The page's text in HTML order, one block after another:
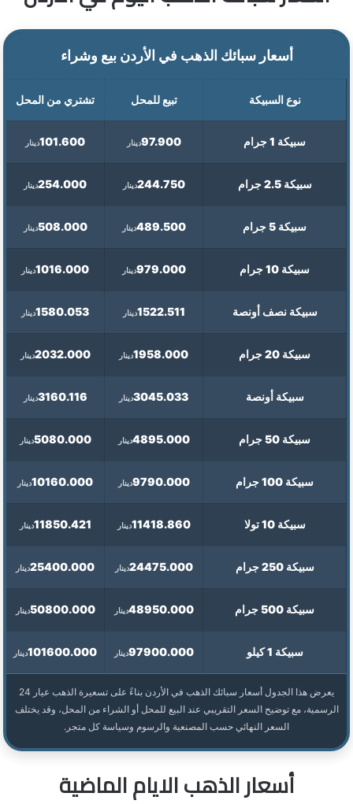
أسعار سبائك الذهب في الأردن بيع وشراء
نوع السبيكة تبيع للمحل تشتري من المحل
سبيكة 1 جرام دينار97.900 دينار101.600
سبيكة 2.5 جرام دينار244.750 دينار254.000
سبيكة 5 جرام دينار489.500 دينار508.000
سبيكة 10 جرام دينار979.000 دينار1016.000
سبيكة نصف أونصة دينار1522.511 دينار1580.053
سبيكة 20 جرام دينار1958.000 دينار2032.000
سبيكة أونصة دينار3045.033 دينار3160.116
سبيكة 50 جرام دينار4895.000 دينار5080.000
سبيكة 100 جرام دينار9790.000 دينار10160.000
سبيكة 10 تولا دينار11418.860 دينار11850.421
سبيكة 250 جرام دينار24475.000 دينار25400.000
سبيكة 500 جرام دينار48950.000 دينار50800.000
سبيكة 1 كيلو دينار97900.000 دينار101600.000
يعرض هذا الجدول أسعار سبائك الذهب في الأردن بناءً على تسعيرة الذهب عيار 24
الرسمية، مع توضيح السعر التقريبي عند البيع للمحل أو الشراء من المحل، وقد يختلف
السعر النهائي حسب المصنعية والرسوم وسياسة كل متجر.
أسعار الذهب الايام الماضية